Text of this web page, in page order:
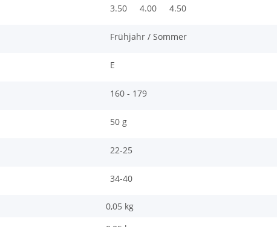
3.50 4.00 4.50
Frühjahr / Sommer
E
160 - 179
50 g
22-25
34-40
0,05 kg